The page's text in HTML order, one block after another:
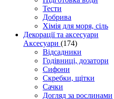
Тести
Добрива
Хімія для моря, сіль
Декорації та аксесуари
Аксесуари (174)
Відсадники
Годівниці, дозатори
Сифони
Скребки, щітки
Сачки
Догляд за рослинами